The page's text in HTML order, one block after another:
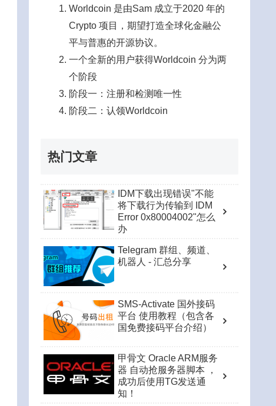
Worldcoin 是由Sam 成立于2020 年的
Crypto 项目，期望打造全球化金融公
平与普惠的开源协议。
一个全新的用户获得Worldcoin 分为两
个阶段
阶段一：注册和检测唯一性
阶段二：认领Worldcoin
热门文章
IDM下载出现错误"不能
将下载行为传输到 IDM
Error 0x80004002"怎么
办
Telegram 群组、频道、
机器人 - 汇总分享
SMS-Activate 国外接码
平台 使用教程（包含各
国免费接码平台介绍）
甲骨文 Oracle ARM服务
器 自动抢服务器脚本 ，
成功后使用TG发送通
知！